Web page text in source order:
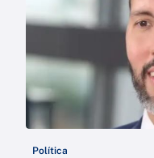
Política